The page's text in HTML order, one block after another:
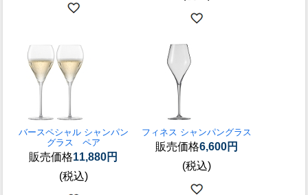
バースペシャル シャンパン
グラス ペア
販売価格11,880円
(税込)
フィネス シャンパングラス
販売価格6,600円
(税込)